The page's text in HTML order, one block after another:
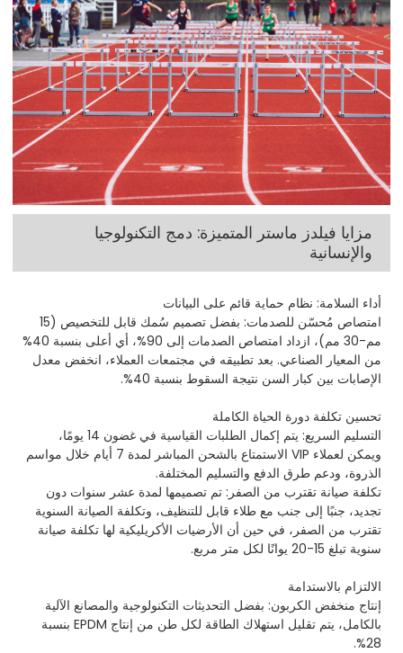
مزايا فيلدز ماستر المتميزة: دمج التكنولوجيا
والإنسانية
أداء السلامة: نظام حماية قائم على البيانات
امتصاص مُحسّن للصدمات: بفضل تصميم سُمك قابل للتخصيص (15
مم-30 مم)، ازداد امتصاص الصدمات إلى 90%، أي أعلى بنسبة 40%
من المعيار الصناعي. بعد تطبيقه في مجتمعات العملاء، انخفض معدل
الإصابات بين كبار السن نتيجة السقوط بنسبة 40%.
تحسين تكلفة دورة الحياة الكاملة
التسليم السريع: يتم إكمال الطلبات القياسية في غضون 14 يومًا،
ويمكن لعملاء VIP الاستمتاع بالشحن المباشر لمدة 7 أيام خلال مواسم
الذروة، ودعم طرق الدفع والتسليم المختلفة.
تكلفة صيانة تقترب من الصفر: تم تصميمها لمدة عشر سنوات دون
تجديد، جنبًا إلى جنب مع طلاء قابل للتنظيف، وتكلفة الصيانة السنوية
تقترب من الصفر، في حين أن الأرضيات الأكريليكية لها تكلفة صيانة
سنوية تبلغ 15-20 يوانًا لكل متر مربع.
الالتزام بالاستدامة
إنتاج منخفض الكربون: بفضل التحديثات التكنولوجية والمصانع الآلية
بالكامل، يتم تقليل استهلاك الطاقة لكل طن من إنتاج EPDM بنسبة
28%.